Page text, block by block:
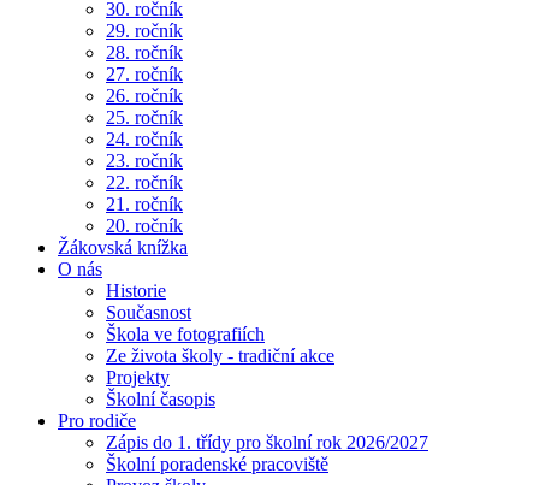
30. ročník
29. ročník
28. ročník
27. ročník
26. ročník
25. ročník
24. ročník
23. ročník
22. ročník
21. ročník
20. ročník
Žákovská knížka
O nás
Historie
Současnost
Škola ve fotografiích
Ze života školy - tradiční akce
Projekty
Školní časopis
Pro rodiče
Zápis do 1. třídy pro školní rok 2026/2027
Školní poradenské pracoviště